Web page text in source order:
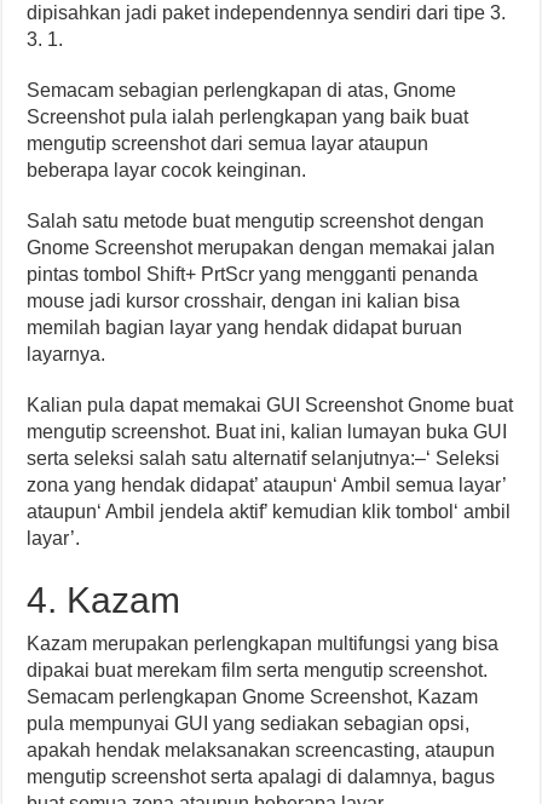
dipisahkan jadi paket independennya sendiri dari tipe 3.
3. 1.
Semacam sebagian perlengkapan di atas, Gnome
Screenshot pula ialah perlengkapan yang baik buat
mengutip screenshot dari semua layar ataupun
beberapa layar cocok keinginan.
Salah satu metode buat mengutip screenshot dengan
Gnome Screenshot merupakan dengan memakai jalan
pintas tombol Shift+ PrtScr yang mengganti penanda
mouse jadi kursor crosshair, dengan ini kalian bisa
memilah bagian layar yang hendak didapat buruan
layarnya.
Kalian pula dapat memakai GUI Screenshot Gnome buat
mengutip screenshot. Buat ini, kalian lumayan buka GUI
serta seleksi salah satu alternatif selanjutnya:–‘ Seleksi
zona yang hendak didapat’ ataupun‘ Ambil semua layar’
ataupun‘ Ambil jendela aktif’ kemudian klik tombol‘ ambil
layar’.
4. Kazam
Kazam merupakan perlengkapan multifungsi yang bisa
dipakai buat merekam film serta mengutip screenshot.
Semacam perlengkapan Gnome Screenshot, Kazam
pula mempunyai GUI yang sediakan sebagian opsi,
apakah hendak melaksanakan screencasting, ataupun
mengutip screenshot serta apalagi di dalamnya, bagus